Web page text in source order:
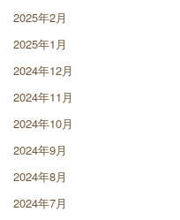
2025年2月
2025年1月
2024年12月
2024年11月
2024年10月
2024年9月
2024年8月
2024年7月